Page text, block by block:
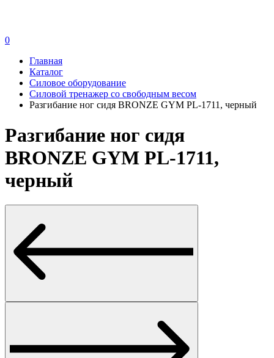
0
Главная
Каталог
Силовое оборудование
Силовой тренажер со свободным весом
Разгибание ног сидя BRONZE GYM PL-1711, черный
Разгибание ног сидя
BRONZE GYM PL-1711,
черный